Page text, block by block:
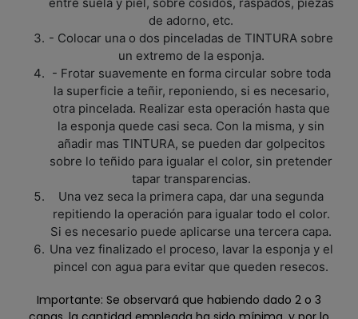
de adorno, etc.
- Colocar una o dos pinceladas de TINTURA sobre
un extremo de la esponja.
- Frotar suavemente en forma circular sobre toda
la superficie a teñir, reponiendo, si es necesario,
otra pincelada. Realizar esta operación hasta que
la esponja quede casi seca. Con la misma, y sin
añadir mas TINTURA, se pueden dar golpecitos
sobre lo teñido para igualar el color, sin pretender
tapar transparencias.
Una vez seca la primera capa, dar una segunda
repitiendo la operación para igualar todo el color.
Si es necesario puede aplicarse una tercera capa.
Una vez finalizado el proceso, lavar la esponja y el
pincel con agua para evitar que queden resecos.
Importante: Se observará que habiendo dado 2 o 3